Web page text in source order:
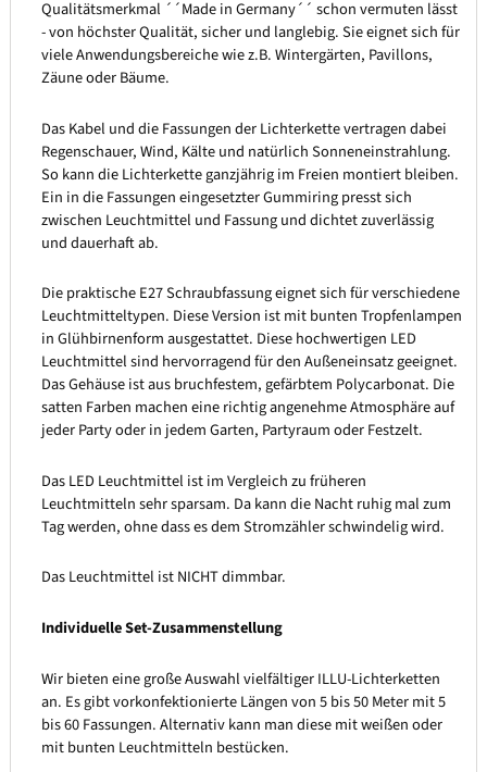
Qualitätsmerkmal ´´Made in Germany´´ schon vermuten lässt
- von höchster Qualität, sicher und langlebig. Sie eignet sich für
viele Anwendungsbereiche wie z.B. Wintergärten, Pavillons,
Zäune oder Bäume.
Das Kabel und die Fassungen der Lichterkette vertragen dabei
Regenschauer, Wind, Kälte und natürlich Sonneneinstrahlung.
So kann die Lichterkette ganzjährig im Freien montiert bleiben.
Ein in die Fassungen eingesetzter Gummiring presst sich
zwischen Leuchtmittel und Fassung und dichtet zuverlässig
und dauerhaft ab.
Die praktische E27 Schraubfassung eignet sich für verschiedene
Leuchtmitteltypen. Diese Version ist mit bunten Tropfenlampen
in Glühbirnenform ausgestattet. Diese hochwertigen LED
Leuchtmittel sind hervorragend für den Außeneinsatz geeignet.
Das Gehäuse ist aus bruchfestem, gefärbtem Polycarbonat. Die
satten Farben machen eine richtig angenehme Atmosphäre auf
jeder Party oder in jedem Garten, Partyraum oder Festzelt.
Das LED Leuchtmittel ist im Vergleich zu früheren
Leuchtmitteln sehr sparsam. Da kann die Nacht ruhig mal zum
Tag werden, ohne dass es dem Stromzähler schwindelig wird.
Das Leuchtmittel ist NICHT dimmbar.
Individuelle Set-Zusammenstellung
Wir bieten eine große Auswahl vielfältiger ILLU-Lichterketten
an. Es gibt vorkonfektionierte Längen von 5 bis 50 Meter mit 5
bis 60 Fassungen. Alternativ kann man diese mit weißen oder
mit bunten Leuchtmitteln bestücken.